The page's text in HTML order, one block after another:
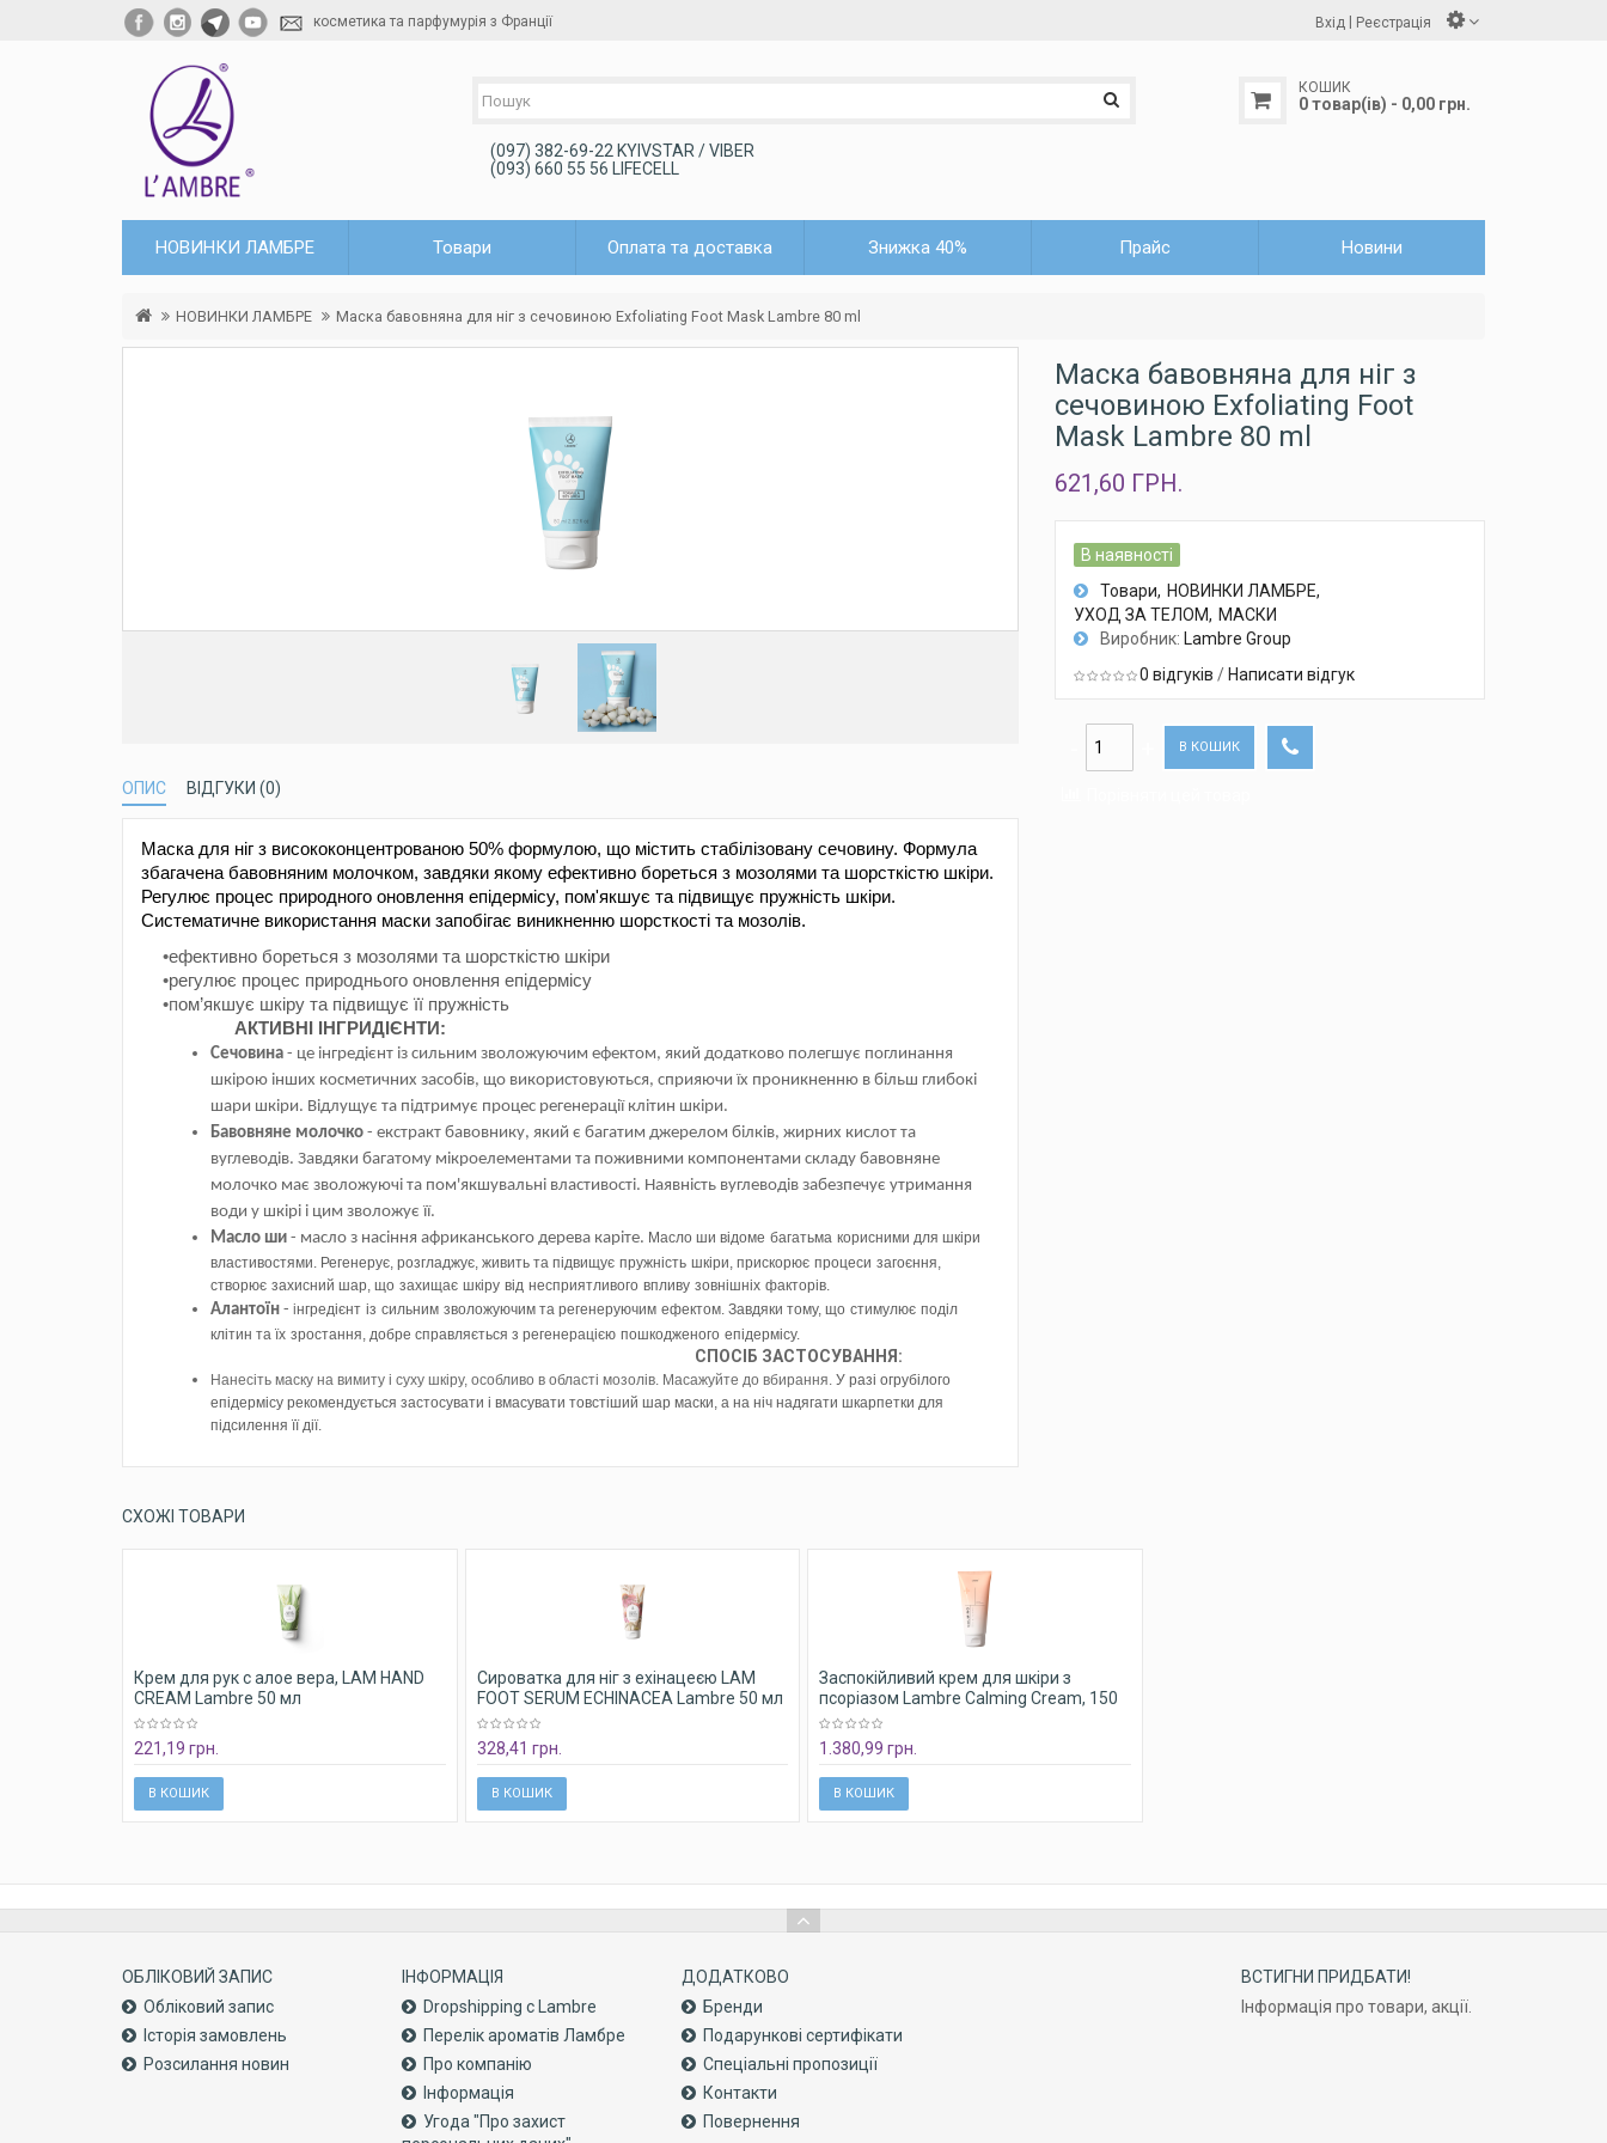
косметика та парфумурія з Франції Вхід | Реєстрація
(097) 382-69-22 KYIVSTAR / VIBER
(093) 660 55 56 LIFECELL
КОШИК
0 товар(ів) - 0,00 грн.
НОВИНКИ ЛАМБРЕ Товари Оплата та доставка Знижка 40% Прайс Новини
НОВИНКИ ЛАМБРЕ Маска бавовняна для ніг з сечовиною Exfoliating Foot Mask Lambre 80 ml
ОПИС ВІДГУКИ (0)
Маска для ніг з висококонцентрованою 50% формулою, що містить стабілізовану сечовину. Формула
збагачена бавовняним молочком, завдяки якому ефективно бореться з мозолями та шорсткістю шкіри.
Регулює процес природного оновлення епідермісу, пом'якшує та підвищує пружність шкіри.
Систематичне використання маски запобігає виникненню шорсткості та мозолів.
•ефективно бореться з мозолями та шорсткістю шкіри
•регулює процес природнього оновлення епідермісу
•пом’якшує шкіру та підвищує її пружність
АКТИВНІ ІНГРИДІЄНТИ:
Сечовина - це інгредієнт із сильним зволожуючим ефектом, який додатково полегшує поглинання
шкірою інших косметичних засобів, що використовуються, сприяючи їх проникненню в більш глибокі
шари шкіри. Відлущує та підтримує процес регенерації клітин шкіри.
Бавовняне молочко - екстракт бавовнику, який є багатим джерелом білків, жирних кислот та
вуглеводів. Завдяки багатому мікроелементами та поживними компонентами складу бавовняне
молочко має зволожуючі та пом'якшувальні властивості. Наявність вуглеводів забезпечує утримання
води у шкірі і цим зволожує її.
Масло ши - масло з насіння африканського дерева каріте. Масло ши відоме багатьма корисними для шкіри
властивостями. Регенерує, розгладжує, живить та підвищує пружність шкіри, прискорює процеси загоєння,
створює захисний шар, що захищає шкіру від несприятливого впливу зовнішніх факторів.
Алантоїн - інгредієнт із сильним зволожуючим та регенеруючим ефектом. Завдяки тому, що стимулює поділ
клітин та їх зростання, добре справляється з регенерацією пошкодженого епідермісу.
СПОСІБ ЗАСТОСУВАННЯ:
Нанесіть маску на вимиту і суху шкіру, особливо в області мозолів. Масажуйте до вбирання. У разі огрубілого
епідермісу рекомендується застосувати і вмасувати товстіший шар маски, а на ніч надягати шкарпетки для
підсилення її дії.
Маска бавовняна для ніг з
сечовиною Exfoliating Foot
Mask Lambre 80 ml
621,60 ГРН.
В наявності
Товари
НОВИНКИ ЛАМБРЕ
УХОД ЗА ТЕЛОМ
МАСКИ
Виробник: Lambre Group
0 відгуків / Написати відгук
В КОШИК
СХОЖІ ТОВАРИ
Крем для рук с алое вера, LAM HAND
CREAM Lambre 50 мл
221,19 грн.
В КОШИК
Сироватка для ніг з ехінацеєю LAM
FOOT SERUM ECHINACEA Lambre 50 мл
328,41 грн.
В КОШИК
Заспокійливий крем для шкіри з
псоріазом Lambre Calming Cream, 150
мл
1.380,99 грн.
В КОШИК
ОБЛІКОВИЙ ЗАПИС
Обліковий запис
Історія замовлень
Розсилання новин
ІНФОРМАЦІЯ
Dropshipping с Lambre
Перелік ароматів Ламбре
Про компанiю
Інформація
Угода "Про захист
ДОДАТКОВО
Бренди
Подарункові сертифікати
Спеціальні пропозиції
Контакти
Повернення
ВСТИГНИ ПРИДБАТИ!
Інформація про товари, акції.